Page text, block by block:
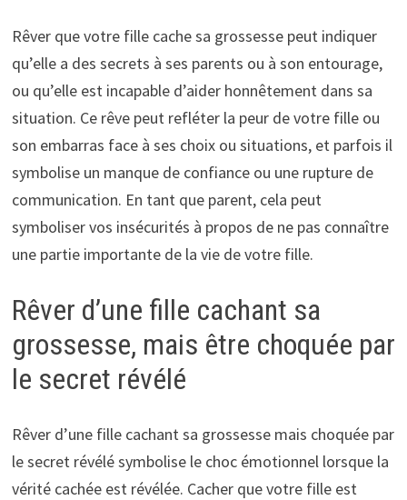
Rêver que votre fille cache sa grossesse peut indiquer
qu’elle a des secrets à ses parents ou à son entourage,
ou qu’elle est incapable d’aider honnêtement dans sa
situation. Ce rêve peut refléter la peur de votre fille ou
son embarras face à ses choix ou situations, et parfois il
symbolise un manque de confiance ou une rupture de
communication. En tant que parent, cela peut
symboliser vos insécurités à propos de ne pas connaître
une partie importante de la vie de votre fille.
Rêver d’une fille cachant sa
grossesse, mais être choquée par
le secret révélé
Rêver d’une fille cachant sa grossesse mais choquée par
le secret révélé symbolise le choc émotionnel lorsque la
vérité cachée est révélée. Cacher que votre fille est